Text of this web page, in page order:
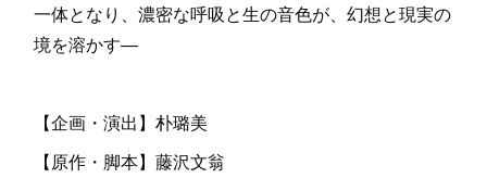
一体となり、濃密な呼吸と生の音色が、幻想と現実の
境を溶かす―
【企画・演出】朴璐美
【原作・脚本】藤沢文翁